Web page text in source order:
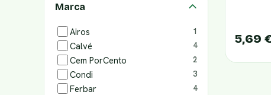
Marca
Airos 1
Calvé 4
Cem PorCento 2
Condi 3
Ferbar 4
5,69